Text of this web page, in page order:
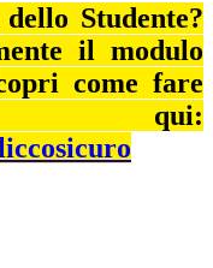
Studente?
il modulo
come fare
qui: